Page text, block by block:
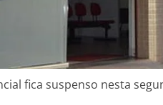
fica suspenso nesta